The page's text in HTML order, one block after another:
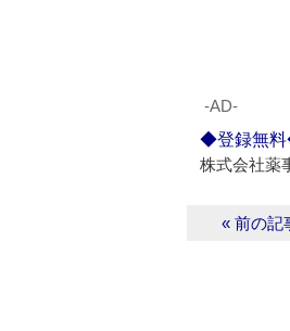
‐AD‐
◆登録無料
株式会社薬
« 前の記